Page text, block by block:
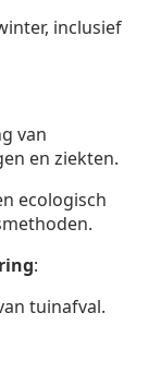
inclusief
van
en ziekten.
ecologisch
:
tuinafval.